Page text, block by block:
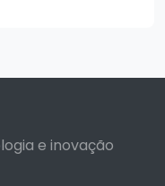
e inovação